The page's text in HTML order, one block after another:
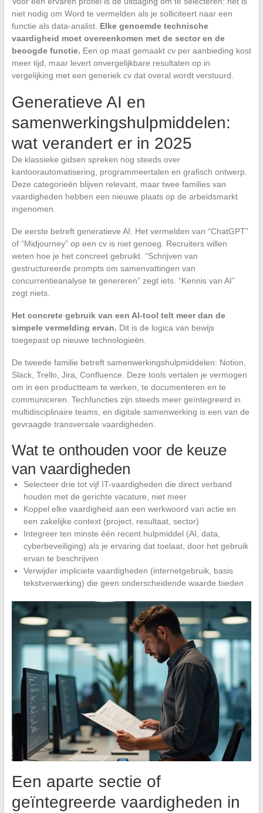
niet nodig om Word te vermelden als je solliciteert naar een
functie als data-analist. Elke genoemde technische
vaardigheid moet overeenkomen met de sector en de
beoogde functie. Een op maat gemaakt cv per aanbieding kost
meer tijd, maar levert onvergelijkbare resultaten op in
vergelijking met een generiek cv dat overal wordt verstuurd.
Generatieve AI en
samenwerkingshulpmiddelen:
wat verandert er in 2025
De klassieke gidsen spreken nog steeds over
kantoorautomatisering, programmeertalen en grafisch ontwerp.
Deze categorieën blijven relevant, maar twee families van
vaardigheden hebben een nieuwe plaats op de arbeidsmarkt
ingenomen.
De eerste betreft generatieve AI. Het vermelden van “ChatGPT”
of “Midjourney” op een cv is niet genoeg. Recruiters willen
weten hoe je het concreet gebruikt. “Schrijven van
gestructureerde prompts om samenvattingen van
concurrentieanalyse te genereren” zegt iets. “Kennis van AI”
zegt niets.
Het concrete gebruik van een AI-tool telt meer dan de
simpele vermelding ervan. Dit is de logica van bewijs
toegepast op nieuwe technologieën.
De tweede familie betreft samenwerkingshulpmiddelen: Notion,
Slack, Trello, Jira, Confluence. Deze tools vertalen je vermogen
om in een productteam te werken, te documenteren en te
communiceren. Techfuncties zijn steeds meer geïntegreerd in
multidisciplinaire teams, en digitale samenwerking is een van de
gevraagde transversale vaardigheden.
Wat te onthouden voor de keuze
van vaardigheden
Selecteer drie tot vijf IT-vaardigheden die direct verband
houden met de gerichte vacature, niet meer
Koppel elke vaardigheid aan een werkwoord van actie en
een zakelijke context (project, resultaat, sector)
Integreer ten minste één recent hulpmiddel (AI, data,
cyberbeveiliging) als je ervaring dat toelaat, door het gebruik
ervan te beschrijven
Verwijder impliciete vaardigheden (internetgebruik, basis
tekstverwerking) die geen onderscheidende waarde bieden
Een aparte sectie of
geïntegreerde vaardigheden in